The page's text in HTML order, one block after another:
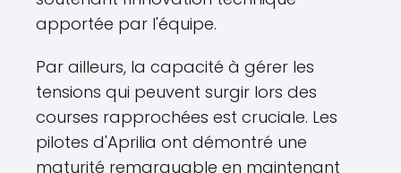
apportée par l'équipe.
Par ailleurs, la capacité à gérer les
tensions qui peuvent surgir lors des
courses rapprochées est cruciale. Les
pilotes d'Aprilia ont démontré une
maturité remarquable en maintenant